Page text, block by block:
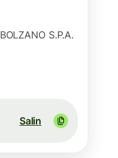
S.P.A.
Salin